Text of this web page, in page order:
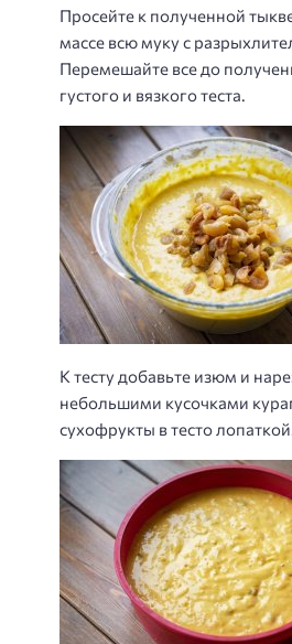
Просейте к полученной
массе всю муку с
Перемешайте все до
густого и вязкого теста.
К тесту добавьте изюм и
небольшими кусочками
сухофрукты в тесто лопаткой.